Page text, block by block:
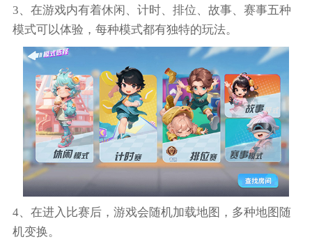
3、在游戏内有着休闲、计时、排位、故事、赛事五种
模式可以体验，每种模式都有独特的玩法。
4、在进入比赛后，游戏会随机加载地图，多种地图随
机变换。